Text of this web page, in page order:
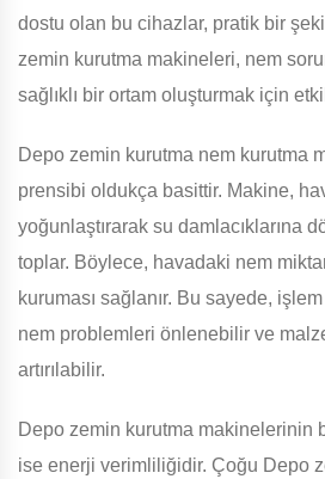
dostu olan bu cihazlar, pratik bir
zemin kurutma makineleri, nem
sağlıklı bir ortam oluşturmak için
Depo zemin kurutma nem kurutma
prensibi oldukça basittir. Makine,
yoğunlaştırarak su damlacıklarına
toplar. Böylece, havadaki nem
kuruması sağlanır. Bu sayede,
nem problemleri önlenebilir ve
artırılabilir.
Depo zemin kurutma makinelerinin
ise enerji verimliliğidir. Çoğu Depo